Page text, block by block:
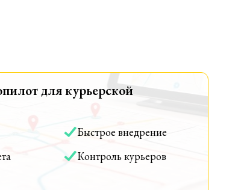
для курьерской
Быстрое внедрение
Контроль курьеров